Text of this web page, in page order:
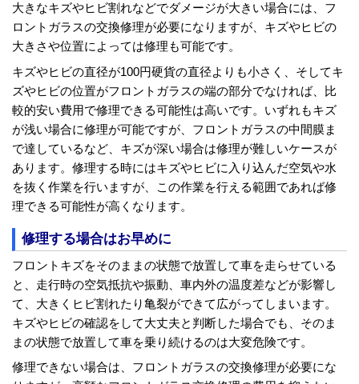
大きなキズやヒビ割れなどでダメージが大きい場合には、フ
ロントガラスの交換修理が必要になりますが、キズやヒビの
大きさや位置によっては修理も可能です。
キズやヒビの直径が100円硬貨の直径よりも小さく、そしてキ
ズやヒビの位置がフロントガラスの端の部分でなければ、比
較的安い費用で修理できる可能性は高いです。いずれもキズ
が浅い場合に修理が可能ですが、フロントガラスの中間膜ま
で達しているなど、キズが深い場合は修理が難しいケースが
あります。修理する時にはキズやヒビに入り込んだ空気や水
を抜く作業を行いますが、この作業を行える範囲であれば修
理できる可能性が高くなります。
修理する場合はお早めに
フロントキズをそのままの状態で放置して車を走らせている
と、走行時の空気抵抗や振動、車内外の温度差などが影響し
て、大きくヒビ割れたり亀裂ができて広がってしまいます。
キズやヒビの確認をして大丈夫と判断した場合でも、そのま
まの状態で放置して車を乗り続けるのは大変危険です。
修理できない場合は、フロントガラスの交換修理が必要にな